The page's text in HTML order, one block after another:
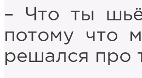
– Что ты
потому что
решался про